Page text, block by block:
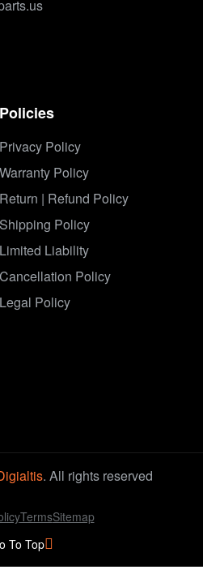
Policies
Privacy Policy
Warranty Policy
Return | Refund Policy
Shipping Policy
Limited Liability
Cancellation Policy
Legal Policy
. All rights reserved
To Top
TermsSitemap